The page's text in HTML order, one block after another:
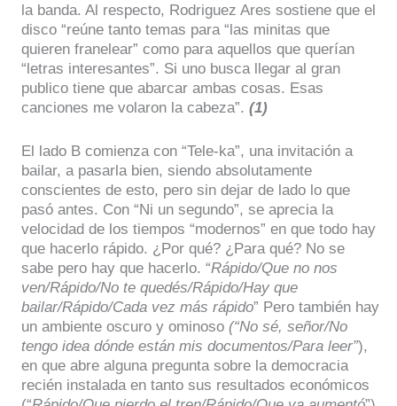
la banda. Al respecto, Rodriguez Ares sostiene que el
disco “reúne tanto temas para “las minitas que
quieren franelear” como para aquellos que querían
“letras interesantes”. Si uno busca llegar al gran
publico tiene que abarcar ambas cosas. Esas
canciones me volaron la cabeza”. (1)
El lado B comienza con “Tele-ka”, una invitación a
bailar, a pasarla bien, siendo absolutamente
conscientes de esto, pero sin dejar de lado lo que
pasó antes. Con “Ni un segundo”, se aprecia la
velocidad de los tiempos “modernos” en que todo hay
que hacerlo rápido. ¿Por qué? ¿Para qué? No se
sabe pero hay que hacerlo. “Rápido/Que no nos
ven/Rápido/No te quedés/Rápido/Hay que
bailar/Rápido/Cada vez más rápido” Pero también hay
un ambiente oscuro y ominoso (“No sé, señor/No
tengo idea dónde están mis documentos/Para leer”),
en que abre alguna pregunta sobre la democracia
recién instalada en tanto sus resultados económicos